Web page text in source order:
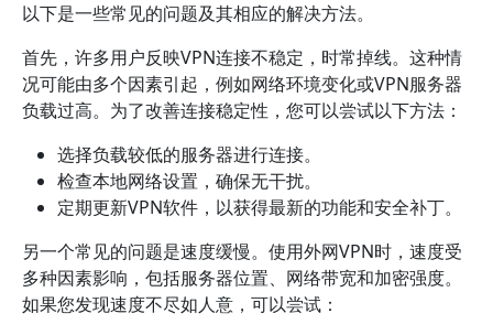
以下是一些常见的问题及其相应的解决方法。
首先，许多用户反映VPN连接不稳定，时常掉线。这种情
况可能由多个因素引起，例如网络环境变化或VPN服务器
负载过高。为了改善连接稳定性，您可以尝试以下方法：
选择负载较低的服务器进行连接。
检查本地网络设置，确保无干扰。
定期更新VPN软件，以获得最新的功能和安全补丁。
另一个常见的问题是速度缓慢。使用外网VPN时，速度受
多种因素影响，包括服务器位置、网络带宽和加密强度。
如果您发现速度不尽如人意，可以尝试：